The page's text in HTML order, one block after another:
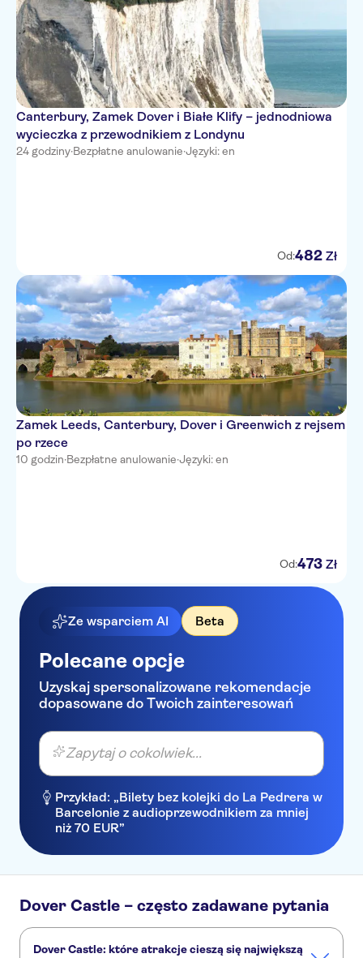
Canterbury, Zamek Dover i Białe Klify – jednodniowa
wycieczka z przewodnikiem z Londynu
24 godziny·Bezpłatne anulowanie·Języki: en
Od:482 Zł
Zamek Leeds, Canterbury, Dover i Greenwich z rejsem
po rzece
10 godzin·Bezpłatne anulowanie·Języki: en
Od:473 Zł
Ze wsparciem AI Beta
Polecane opcje
Uzyskaj spersonalizowane rekomendacje
dopasowane do Twoich zainteresowań
Zapytaj o cokolwiek...
Przykład: „Bilety bez kolejki do La Pedrera w
Barcelonie z audioprzewodnikiem za mniej
niż 70 EUR”
Dover Castle – często zadawane pytania
Dover Castle: które atrakcje cieszą się największą